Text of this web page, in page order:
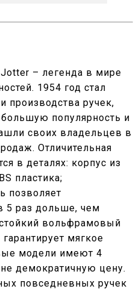
– легенда в мире
1954 год стал
производства ручек,
популярность и
своих владельцев в
Отличительная
в деталях: корпус из
пластика;
позволяет
5 раз дольше, чем
вольфрамовый
мягкое
модели имеют 4
демократичную цену.
повседневных ручек